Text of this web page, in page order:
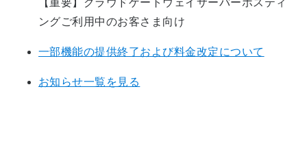
【重要】クラウドゲートウェイサーバーホスティ
ングご利用中のお客さま向け​
一部機能の提供終了および料金改定について
お知らせ一覧を見る